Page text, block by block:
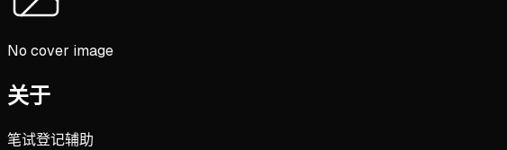
No cover image
关于
笔试登记辅助